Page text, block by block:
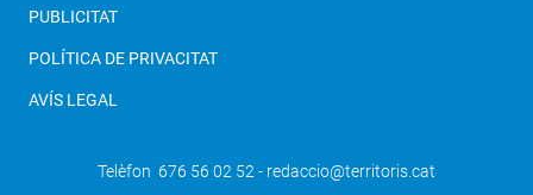
PUBLICITAT
POLÍTICA DE PRIVACITAT
AVÍS LEGAL
Telèfon 676 56 02 52 - redaccio@territoris.cat